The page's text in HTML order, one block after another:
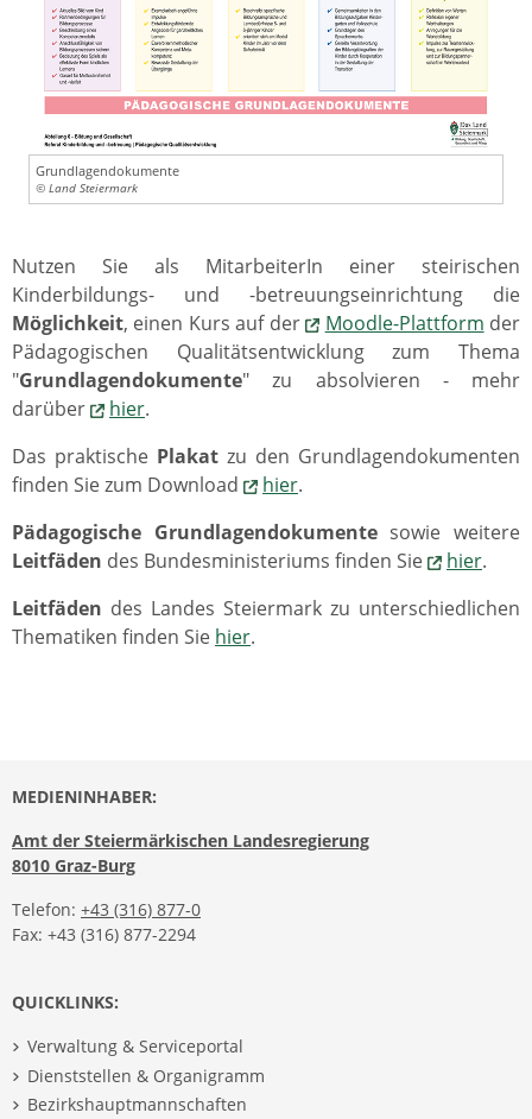
Grundlagendokumente
© Land Steiermark
Nutzen Sie als MitarbeiterIn einer steirischen
Kinderbildungs- und -betreuungseinrichtung die
Möglichkeit, einen Kurs auf der Moodle-Plattform der
Pädagogischen Qualitätsentwicklung zum Thema
"Grundlagendokumente" zu absolvieren - mehr
darüber
hier.
Das praktische Plakat zu den Grundlagendokumenten
finden Sie zum Download
hier.
Pädagogische Grundlagendokumentesowie weitere
Leitfäden des Bundesministeriums finden Sie hier.
Leitfäden des Landes Steiermark zu unterschiedlichen
Thematiken finden Sie hier.
MEDIENINHABER:
Amt der Steiermärkischen Landesregierung
8010 Graz-Burg
Telefon: +43 (316) 877-0
Fax: +43 (316) 877-2294
QUICKLINKS:
Verwaltung & Serviceportal
Dienststellen & Organigramm
Bezirkshauptmannschaften